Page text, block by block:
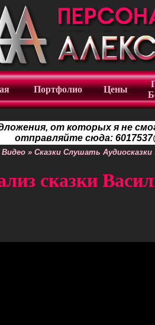
Портфолио Цены
от которых я не
отправляйте сюда:
Видео » Сказки Слушать Аудиосказки
сказки